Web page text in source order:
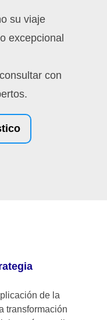
su viaje
excepcional
con
de la
transformación